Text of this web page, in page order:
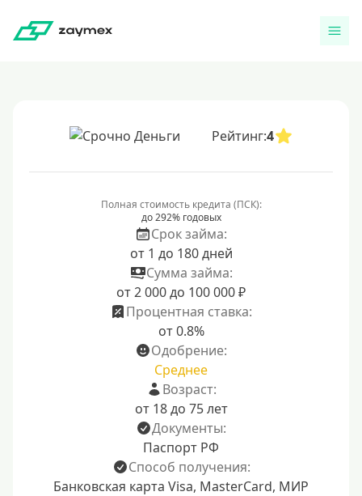
Рейтинг:4
Полная стоимость кредита (ПСК):
до 292% годовых
Срок займа:
от 1 до 180 дней
Сумма займа:
от 2 000 до 100 000 ₽
Процентная ставка:
от 0.8%
Одобрение:
Среднее
Возраст:
от 18 до 75 лет
Документы:
Паспорт РФ
Способ получения:
Банковская карта Visa, MasterCard, МИР